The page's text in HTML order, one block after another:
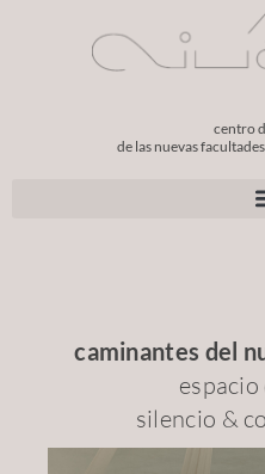
centro
de las nuevas
caminantes del
espacio
silencio &